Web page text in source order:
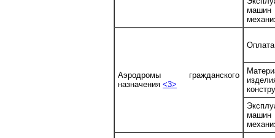
Аэродромы гражданского
назначения <3>